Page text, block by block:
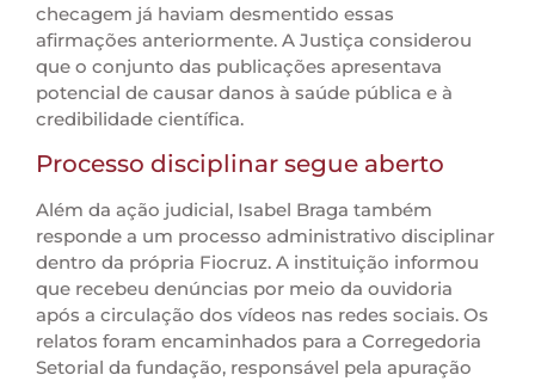
checagem já haviam desmentido essas
afirmações anteriormente. A Justiça considerou
que o conjunto das publicações apresentava
potencial de causar danos à saúde pública e à
credibilidade científica.
Processo disciplinar segue aberto
Além da ação judicial, Isabel Braga também
responde a um processo administrativo disciplinar
dentro da própria Fiocruz. A instituição informou
que recebeu denúncias por meio da ouvidoria
após a circulação dos vídeos nas redes sociais. Os
relatos foram encaminhados para a Corregedoria
Setorial da fundação, responsável pela apuração